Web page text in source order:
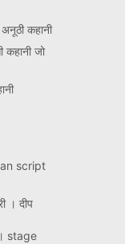
अनूठी कहानी
जो
script
। दीप
stage